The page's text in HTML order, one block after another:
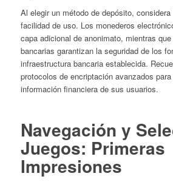
Al elegir un método de depósito,
facilidad de uso. Los monederos
capa adicional de anonimato, mientras
bancarias garantizan la seguridad de los
infraestructura bancaria establecida.
protocolos de encriptación avanzados
información financiera de sus usuarios.
Navegación y
Juegos: Primeras
Impresiones